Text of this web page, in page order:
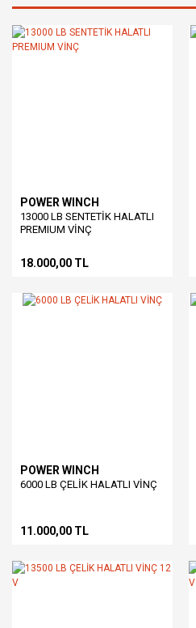
POWER WINCH
13000 LB SENTETİK HALATLI
PREMIUM VİNÇ
18.000,00 TL
POWER WINCH
6000 LB ÇELİK HALATLI VİNÇ
11.000,00 TL